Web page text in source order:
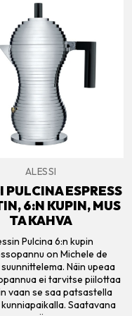
ALESSI
PULCINA ESPRESS
6:N KUPIN, MUS
TA KAHVA
Pulcina 6:n kupin
on Michele de
Näin upeaa
ei tarvitse piilottaa
vaan se saa patsastella
Saatavana